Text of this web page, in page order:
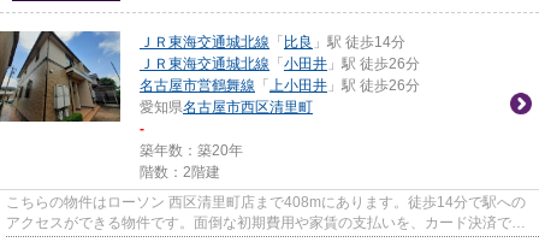
ＪＲ東海交通城北線 「 比良 」駅 徒歩14分
ＪＲ東海交通城北線 「 小田井 」駅 徒歩26分
名古屋市営鶴舞線 「 上小田井 」駅 徒歩26分
愛知県名古屋市西区清里町
-
築年数：築20年
階数：2階建
こちらの物件はローソン 西区清里町店まで408mにあります。徒歩14分で駅への
アクセスができる物件です。面倒な初期費用や家賃の支払いを、カード決済で簡